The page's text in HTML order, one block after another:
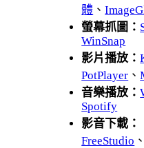
體 、
螢幕抓圖：
WinSnap
影片播放：
PotPlayer 、
音樂播放：
Spotify
影音下載：
FreeStudio 、